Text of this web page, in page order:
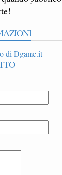
di Dgame.it